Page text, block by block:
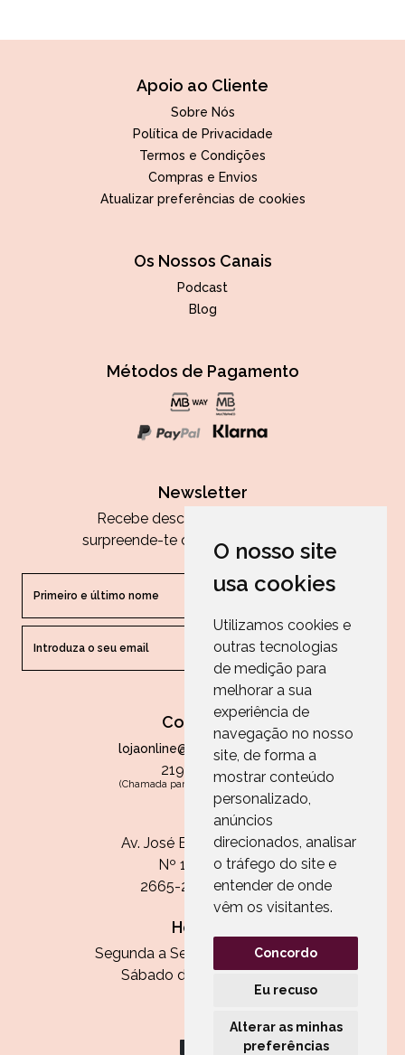
O nosso site
usa cookies
Utilizamos cookies e
outras tecnologias
de medição para
melhorar a sua
experiência de
navegação no nosso
site, de forma a
mostrar conteúdo
personalizado,
anúncios
direcionados, analisar
o tráfego do site e
entender de onde
vêm os visitantes.
Concordo
Eu recuso
Alterar as minhas
preferências
Apoio ao Cliente
Sobre Nós
Política de Privacidade
Termos e Condições
Compras e Envios
Atualizar preferências de cookies
Os Nossos Canais
Podcast
Blog
Métodos de Pagamento
Newsletter
Recebe descontos exclusivos e
surpreende-te com as nossas dicas.
ENVIAR
Contactos
lojaonline@paperandarts.pt
219 862 836
(Chamada para a rede fixa nacional)
Loja
Av. José Batista Antunes
Nº 11, Loja 10
2665-236 Malveira
Horário:
Segunda a Sexta das 13h às 20h
Sábado das 9h30 às 13h